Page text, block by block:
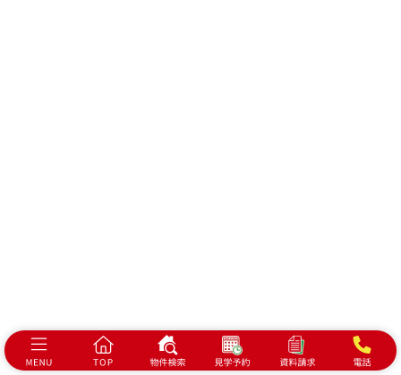
©2026 BEST HOUSING
All Rights Reserved.